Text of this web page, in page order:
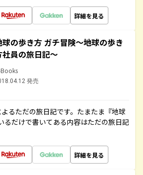
詳細を見る
球の歩き方 ガチ冒険～地球の歩き
社員の旅日記～
発売
るただの旅日記です。たまたま『地球
るだけで書いてある内容はただの旅日記
詳細を見る